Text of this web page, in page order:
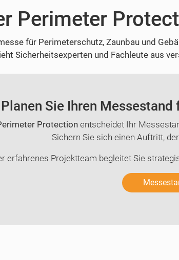
Perimeter
für Perimeterschutz, Zaunbau und
Sicherheitsexperten und Fachleute aus
Planen Sie Ihren
Protectionentscheidet Ihr
Sichern Sie sich einen Auftritt,
erfahrenes Projektteam begleitet Sie